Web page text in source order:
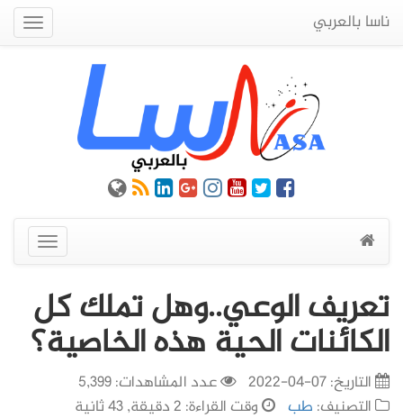
ناسا بالعربي
عرض
القائمة
تعريف الوعي..وهل تملك كل
الكائنات الحية هذه الخاصية؟
التاريخ:07-04-2022
عدد المشاهدات: 5,399
التصنيف: طب وقت القراءة: 2 دقيقة, 43 ثانية